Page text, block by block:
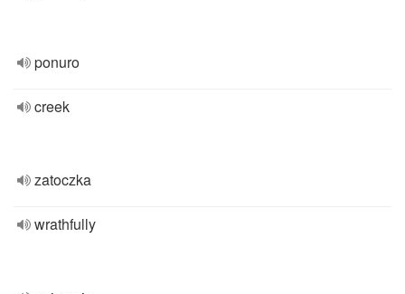
ponuro
creek
zatoczka
wrathfully